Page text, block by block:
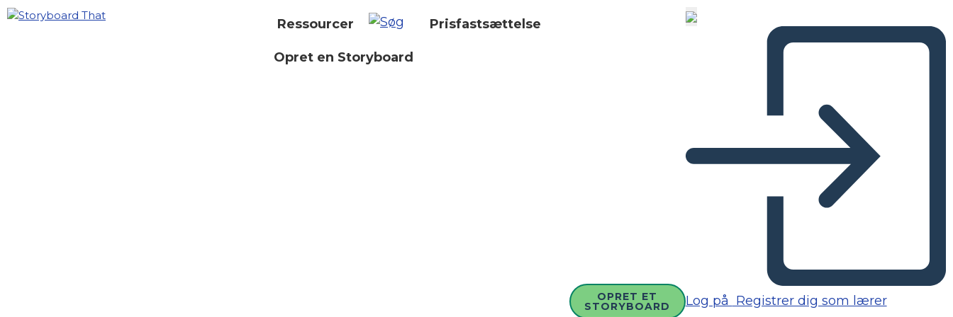
Ressourcer Prisfastsættelse
Opret en Storyboard
OPRET ET
STORYBOARD Log på Registrer dig som lærer